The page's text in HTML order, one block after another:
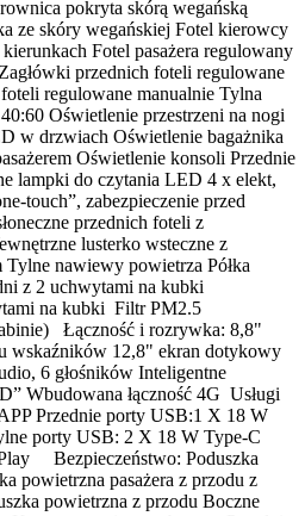
pokryta skórą wegańską
ze skóry wegańskiej Fotel kierowcy
Fotel pasażera regulowany
przednich foteli regulowane
regulowane manualnie Tylna
Oświetlenie przestrzeni na nogi
w drzwiach Oświetlenie bagażnika
Oświetlenie konsoli Przednie
lampki do czytania LED 4 x elekt,
touch”, zabezpieczenie przed
przednich foteli z
lusterko wsteczne z
nawiewy powietrza Półka
z 2 uchwytami na kubki
na kubki Filtr PM2.5
Łączność i rozrywka: 8,8"
wskaźników 12,8" ekran dotykowy
6 głośników Inteligentne
Wbudowana łączność 4G Usługi
Przednie porty USB:1 X 18 W
porty USB: 2 X 18 W Type-C
Bezpieczeństwo: Poduszka
powietrzna pasażera z przodu z
powietrzna z przodu Boczne